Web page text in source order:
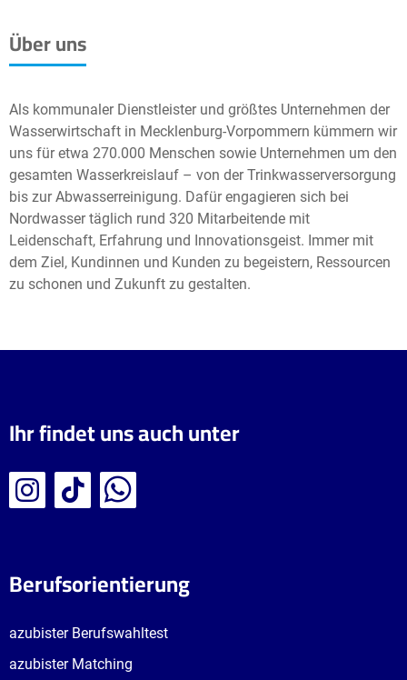
Über uns
Als kommunaler Dienstleister und größtes Unternehmen der
Wasserwirtschaft in Mecklenburg-Vorpommern kümmern wir
uns für etwa 270.000 Menschen sowie Unternehmen um den
gesamten Wasserkreislauf – von der Trinkwasserversorgung
bis zur Abwasserreinigung. Dafür engagieren sich bei
Nordwasser täglich rund 320 Mitarbeitende mit
Leidenschaft, Erfahrung und Innovationsgeist. Immer mit
dem Ziel, Kundinnen und Kunden zu begeistern, Ressourcen
zu schonen und Zukunft zu gestalten.
Ihr findet uns auch unter
Berufsorientierung
azubister Berufswahltest
azubister Matching